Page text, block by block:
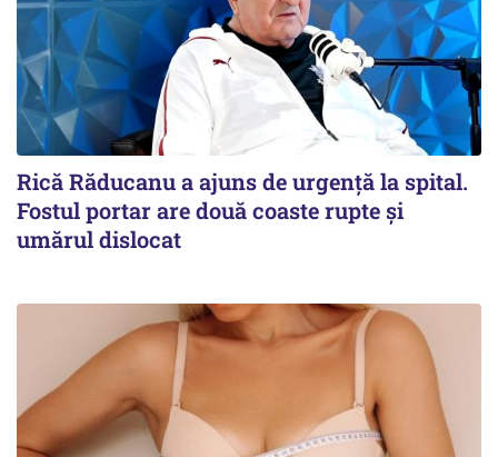
Rică Răducanu a ajuns de urgență la spital.
Fostul portar are două coaste rupte și
umărul dislocat